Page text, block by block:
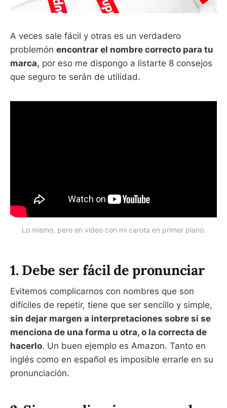
A veces sale fácil y otras es un verdadero
problemón encontrar el nombre correcto para tu
marca, por eso me dispongo a listarte 8 consejos
que seguro te serán de utilidad.
Lo mismo, pero en video con mi carota en primer plano.
1. Debe ser fácil de pronunciar
Evitemos complicarnos con nombres que son
difíciles de repetir, tiene que ser sencillo y simple,
sin dejar margen a interpretaciones sobre si se
menciona de una forma u otra, o la correcta de
hacerlo. Un buen ejemplo es Amazon. Tanto en
inglés como en español es imposible errarle en su
pronunciación.